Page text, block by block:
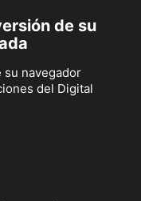
de su
su navegador
del Digital